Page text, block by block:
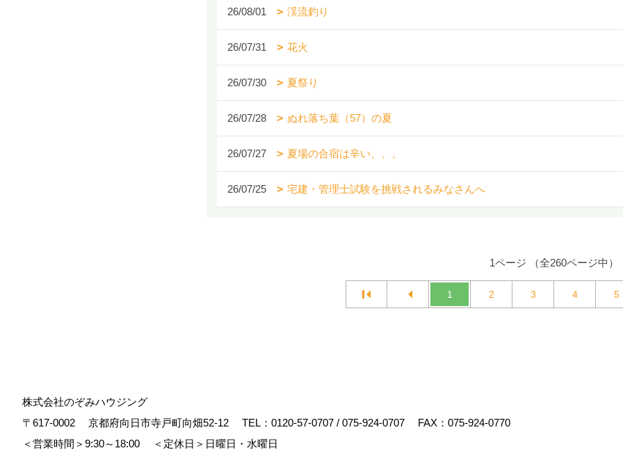
26/08/01 渓流釣り
26/07/31 花火
26/07/30 夏祭り
26/07/28 ぬれ落ち葉（57）の夏
26/07/27 夏場の合宿は辛い、、、
26/07/25 宅建・管理士試験を挑戦されるみなさんへ
1ページ （全260ページ中）
1 2 3 4 5
株式会社のぞみハウジング
〒617-0002
京都府向日市寺戸町向畑52-12 TEL： 0120-57-0707 / 075-924-0707
FAX：075-924-0770
＜営業時間＞9:30～18:00
＜定休日＞日曜日・水曜日